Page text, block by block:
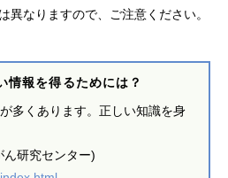
異なりますので、ご注意ください。
情報を得るためには？
多くあります。正しい知識を身
研究センター)